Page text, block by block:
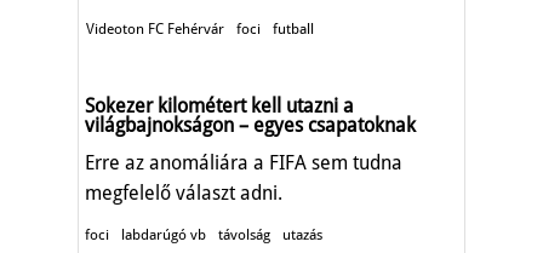
Videoton FC Fehérvár foci futball
Sokezer kilométert kell utazni a
világbajnokságon – egyes csapatoknak
Erre az anomáliára a FIFA sem tudna
megfelelő választ adni.
foci labdarúgó vb távolság utazás